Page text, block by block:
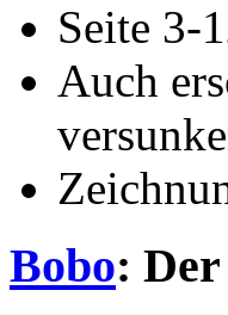
Seite 3-
Auch
Bobo: